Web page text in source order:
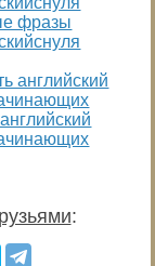
фразы
: